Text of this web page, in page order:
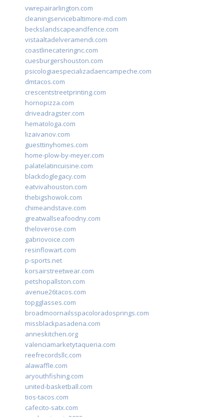
vwrepairarlington.com
cleaningservicebaltimore-md.com
beckslandscapeandfence.com
vistaaltadelveramendi.com
coastlinecateringnc.com
cuesburgershouston.com
psicologiaespecializadaencampeche.com
dmtacos.com
crescentstreetprinting.com
hornopizza.com
driveadragster.com
hematologa.com
lizaivanov.com
guesttinyhomes.com
home-plow-by-meyer.com
palatelatincuisine.com
blackdoglegacy.com
eatvivahouston.com
thebigshowok.com
chimeandstave.com
greatwallseafoodny.com
theloverose.com
gabriovoice.com
resinflowart.com
p-sports.net
korsairstreetwear.com
petshopallston.com
avenue26tacos.com
topgglasses.com
broadmoornailsspacoloradosprings.com
missblackpasadena.com
anneskitchen.org
valenciamarketytaqueria.com
reefrecordsllc.com
alawaffle.com
aryouthfishing.com
united-basketball.com
tios-tacos.com
cafecito-satx.com